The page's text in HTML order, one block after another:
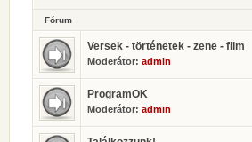
Fórum
Versek - történetek - zene - film
Moderátor: admin
ProgramOK
Moderátor: admin